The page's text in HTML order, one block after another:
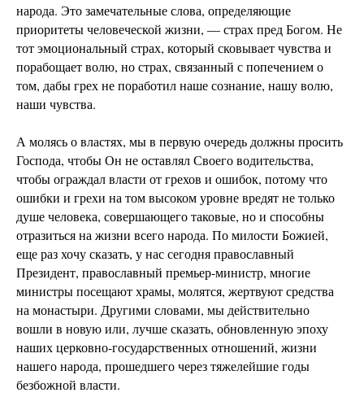
народа. Это замечательные слова, определяющие
приоритеты человеческой жизни, — страх пред Богом. Не
тот эмоциональный страх, который сковывает чувства и
порабощает волю, но страх, связанный с попечением о
том, дабы грех не поработил наше сознание, нашу волю,
наши чувства.
А молясь о властях, мы в первую очередь должны просить
Господа, чтобы Он не оставлял Своего водительства,
чтобы ограждал власти от грехов и ошибок, потому что
ошибки и грехи на том высоком уровне вредят не только
душе человека, совершающего таковые, но и способны
отразиться на жизни всего народа. По милости Божией,
еще раз хочу сказать, у нас сегодня православный
Президент, православный премьер-министр, многие
министры посещают храмы, молятся, жертвуют средства
на монастыри. Другими словами, мы действительно
вошли в новую или, лучше сказать, обновленную эпоху
наших церковно-государственных отношений, жизни
нашего народа, прошедшего через тяжелейшие годы
безбожной власти.